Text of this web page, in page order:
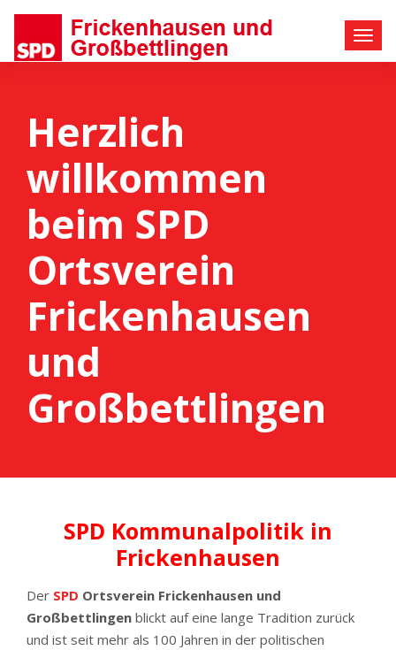
Herzlich
willkommen
beim SPD
Ortsverein
Frickenhausen
und
Großbettlingen
SPD Kommunalpolitik in
Frickenhausen
Der SPD Ortsverein Frickenhausen und
Großbettlingen blickt auf eine lange Tradition zurück
und ist seit mehr als 100 Jahren in der politischen